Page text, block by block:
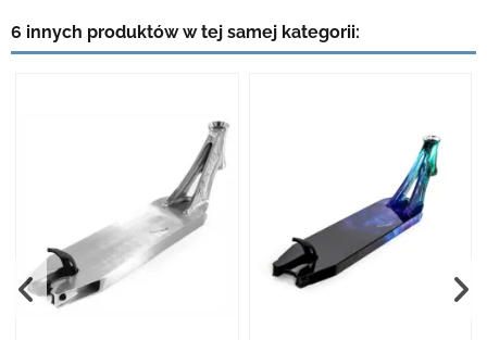
6 innych produktów w tej samej kategorii: